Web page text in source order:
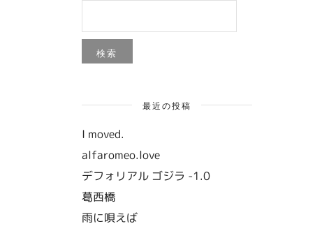
最近の投稿
I moved.
alfaromeo.love
デフォリアル ゴジラ -1.0
葛西橋
雨に唄えば